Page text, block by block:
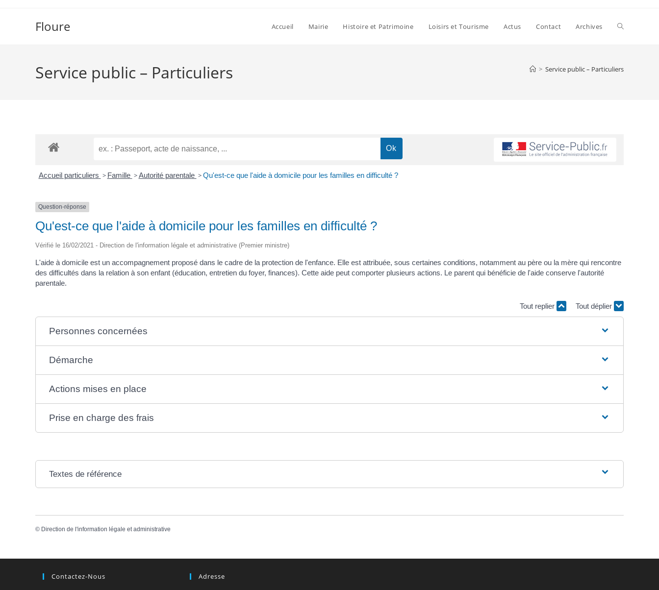
Floure Accueil Mairie Histoire et Patrimoine Loisirs et Tourisme Actus Contact Archives
Service public – Particuliers > Service public – Particuliers
Accueil particuliers > Famille > Autorité parentale > Qu'est-ce que l'aide à domicile pour les familles en difficulté ?
Question-réponse
Qu'est-ce que l'aide à domicile pour les familles en difficulté ?
Vérifié le 16/02/2021 - Direction de l'information légale et administrative (Premier ministre)
L'aide à domicile est un accompagnement proposé dans le cadre de la protection de l'enfance. Elle est attribuée, sous certaines conditions, notamment au père ou la mère qui rencontre
des difficultés dans la relation à son enfant (éducation, entretien du foyer, finances). Cette aide peut comporter plusieurs actions. Le parent qui bénéficie de l'aide conserve l'autorité
parentale.
Tout replier Tout déplier
Personnes concernées
Démarche
Actions mises en place
Prise en charge des frais
Textes de référence
© Direction de l'information légale et administrative
Contactez-Nous Adresse